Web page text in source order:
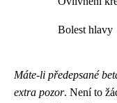
Bolest hlavy
Máte-li předepsané
extra pozor. Není to